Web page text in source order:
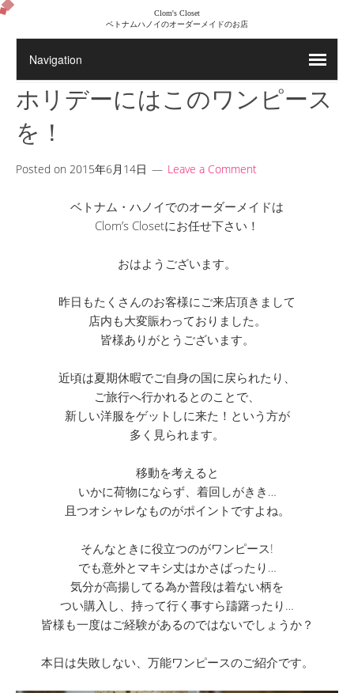
Clom's Closet
ベトナムハノイのオーダーメイドのお店
ホリデーにはこのワンピース
を！
Posted on 2015年6月14日 Leave a Comment
ベトナム・ハノイでのオーダーメイドは
Clom’s Closetにお任せ下さい！
おはようございます。
昨日もたくさんのお客様にご来店頂きまして
店内も大変賑わっておりました。
皆様ありがとうございます。
近頃は夏期休暇でご自身の国に戻られたり、
ご旅行へ行かれるとのことで、
新しい洋服をゲットしに来た！という方が
多く見られます。
移動を考えると
いかに荷物にならず、着回しがきき…
且つオシャレなものがポイントですよね。
そんなときに役立つのがワンピース!
でも意外とマキシ丈はかさばったり…
気分が高揚してる為か普段は着ない柄を
つい購入し、持って行く事すら躊躇ったり…
皆様も一度はご経験があるのではないでしょうか？
本日は失敗しない、万能ワンピースのご紹介です。